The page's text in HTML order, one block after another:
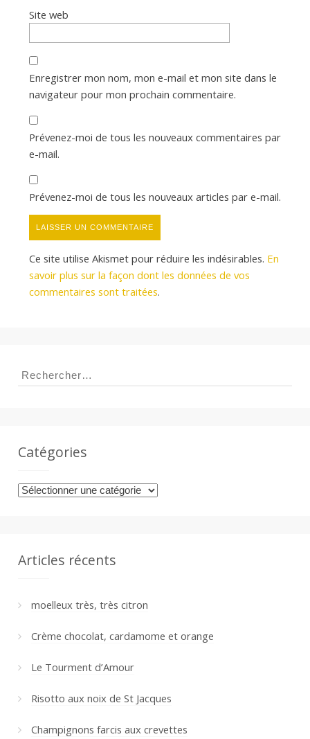
Site web
Enregistrer mon nom, mon e-mail et mon site dans le
navigateur pour mon prochain commentaire.
Prévenez-moi de tous les nouveaux commentaires par
e-mail.
Prévenez-moi de tous les nouveaux articles par e-mail.
Ce site utilise Akismet pour réduire les indésirables. En
savoir plus sur la façon dont les données de vos
commentaires sont traitées.
Rechercher :
Catégories
Catégories
Articles récents
moelleux très, très citron
Crème chocolat, cardamome et orange
Le Tourment d’Amour
Risotto aux noix de St Jacques
Champignons farcis aux crevettes